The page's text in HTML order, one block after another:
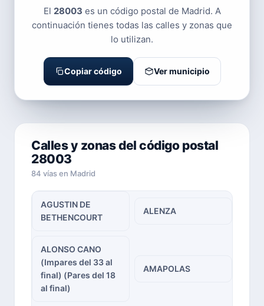
El 28003 es un código postal de Madrid. A
continuación tienes todas las calles y zonas que
lo utilizan.
Copiar código Ver municipio
Calles y zonas del código postal
28003
84 vías en Madrid
AGUSTIN DE
BETHENCOURT
ALENZA
ALONSO CANO
(Impares del 33 al
final) (Pares del 18
al final)
AMAPOLAS